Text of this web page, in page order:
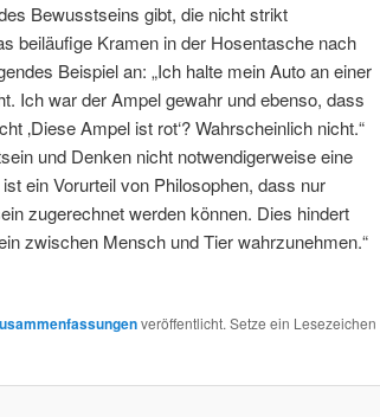
Bewusstseins gibt, die nicht strikt
beiläufige Kramen in der Hosentasche nach
Beispiel an: „Ich halte mein Auto an einer
Ich war der Ampel gewahr und ebenso, dass
‚Diese Ampel ist rot‘? Wahrscheinlich nicht.“
und Denken nicht notwendigerweise eine
ein Vorurteil von Philosophen, dass nur
zugerechnet werden können. Dies hindert
zwischen Mensch und Tier wahrzunehmen.“
veröffentlicht. Setze ein Lesezeichen